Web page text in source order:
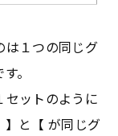
は１つの同じグ
。
ットのように
】と【 が同じグ